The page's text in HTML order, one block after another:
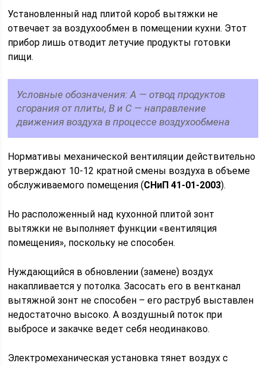
Установленный над плитой короб вытяжки не
отвечает за воздухообмен в помещении кухни. Этот
прибор лишь отводит летучие продукты готовки
пищи.
Условные обозначения: A — отвод продуктов
сгорания от плиты, B и C — направление
движения воздуха в процессе воздухообмена
Нормативы механической вентиляции действительно
утверждают 10-12 кратной смены воздуха в объеме
обслуживаемого помещения (СНиП 41-01-2003).
Но расположенный над кухонной плитой зонт
вытяжки не выполняет функции «вентиляция
помещения», поскольку не способен.
Нуждающийся в обновлении (замене) воздух
накапливается у потолка. Засосать его в вентканал
вытяжной зонт не способен – его раструб выставлен
недостаточно высоко. А воздушный поток при
выбросе и закачке ведет себя неодинаково.
Электромеханическая установка тянет воздух с